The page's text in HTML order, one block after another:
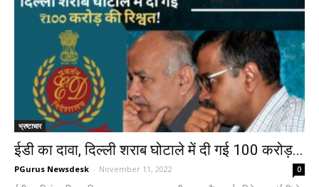
भ्रष्टाचार
ईडी का दावा, दिल्ली शराब घोटाले में दी गई ₹100 करोड़...
PGurus Newsdesk - November 11, 2022 0